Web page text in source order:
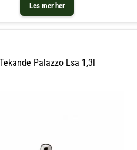
Les mer her
Palazzo Lsa 1,3l